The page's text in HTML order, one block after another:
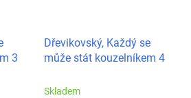
3
Dřevikovský, Každý se
může stát kouzelníkem 4
Skladem